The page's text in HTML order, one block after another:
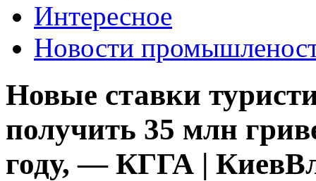
Интересное
Новости
Новые ставки
получить 35 млн
году, — КГГА |